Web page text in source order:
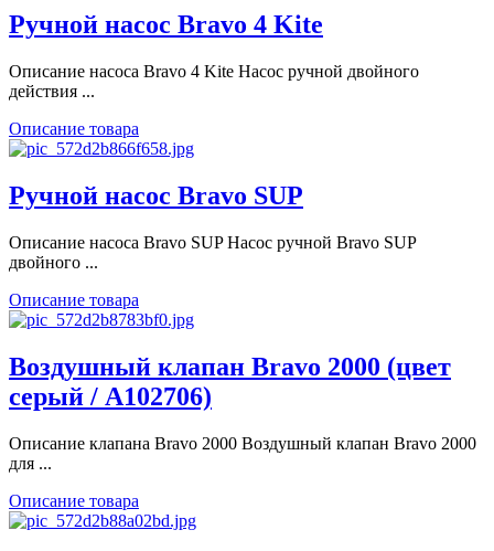
Ручной насос Bravo 4 Kite
Описание насоса Bravo 4 Kite Насос ручной двойного
действия ...
Описание товара
Ручной насос Bravo SUP
Описание насоса Bravo SUP Насос ручной Bravo SUP
двойного ...
Описание товара
Воздушный клапан Bravo 2000 (цвет
серый / A102706)
Описание клапана Bravo 2000 Воздушный клапан Bravo 2000
для ...
Описание товара